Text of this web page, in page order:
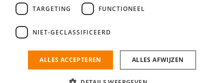
login
Bedrijf aanmelden
nieuwe collega/werknemer zo gevonden!
TARGETING FUNCTIONEEL
NIET-GECLASSIFICEERD
ALLES ACCEPTEREN ALLES AFWIJZEN